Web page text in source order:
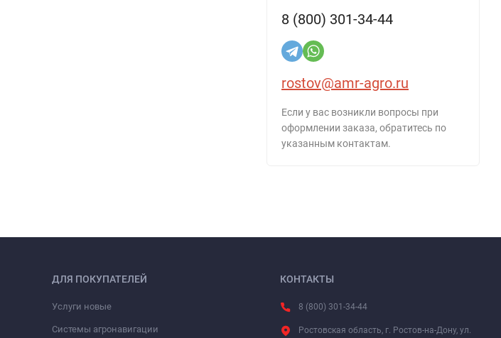
8 (800) 301-34-44
rostov@amr-agro.ru
Если у вас возникли вопросы при
оформлении заказа, обратитесь по
указанным контактам.
ДЛЯ ПОКУПАТЕЛЕЙ
Услуги новые
Системы агронавигации
КОНТАКТЫ
8 (800) 301-34-44
Ростовская область, г. Ростов-на-Дону, ул.